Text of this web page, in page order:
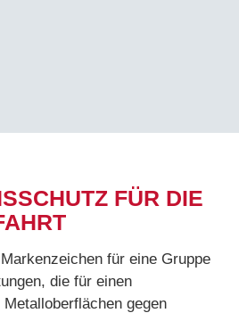
FÜR DIE
für eine Gruppe
die für einen
gegen